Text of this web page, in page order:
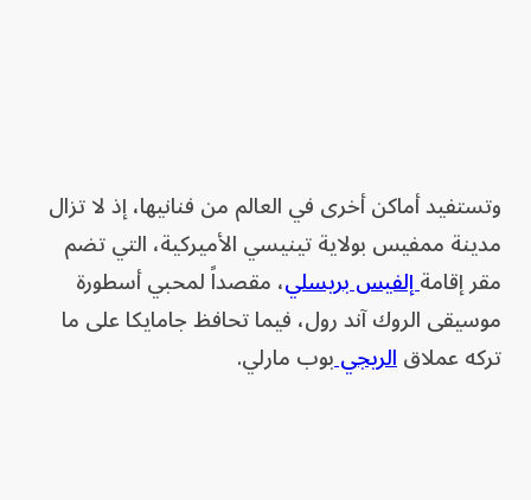
وتستفيد أماكن أخرى في العالم من فنانيها، إذ لا تزال
مدينة ممفيس بولاية تينيسي الأميركية، التي تضم
مقر إقامةإلفيس بريسلي، مقصداً لمحبي أسطورة
موسيقى الروك آند رول، فيما تحافظ جامايكا على ما
تركه عملاقالريجيبوب مارلي.